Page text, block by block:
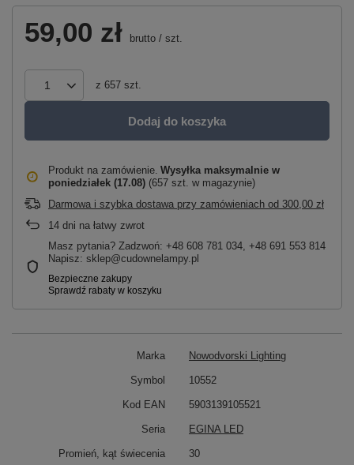
59,00 zł brutto / szt.
z 657 szt.
Dodaj do koszyka
Produkt na zamówienie Wysyłka maksymalnie w
poniedziałek (17.08) (657 szt. w magazynie)
Darmowa i szybka dostawa przy zamówieniach od 300,00 zł
14 dni na łatwy zwrot
Masz pytania? Zadzwoń: +48 608 781 034, +48 691 553 814
Napisz: sklep@cudownelampy.pl
Marka Nowodvorski Lighting
Symbol 10552
Kod EAN 5903139105521
Seria EGINA LED
Promień, kąt świecenia 30